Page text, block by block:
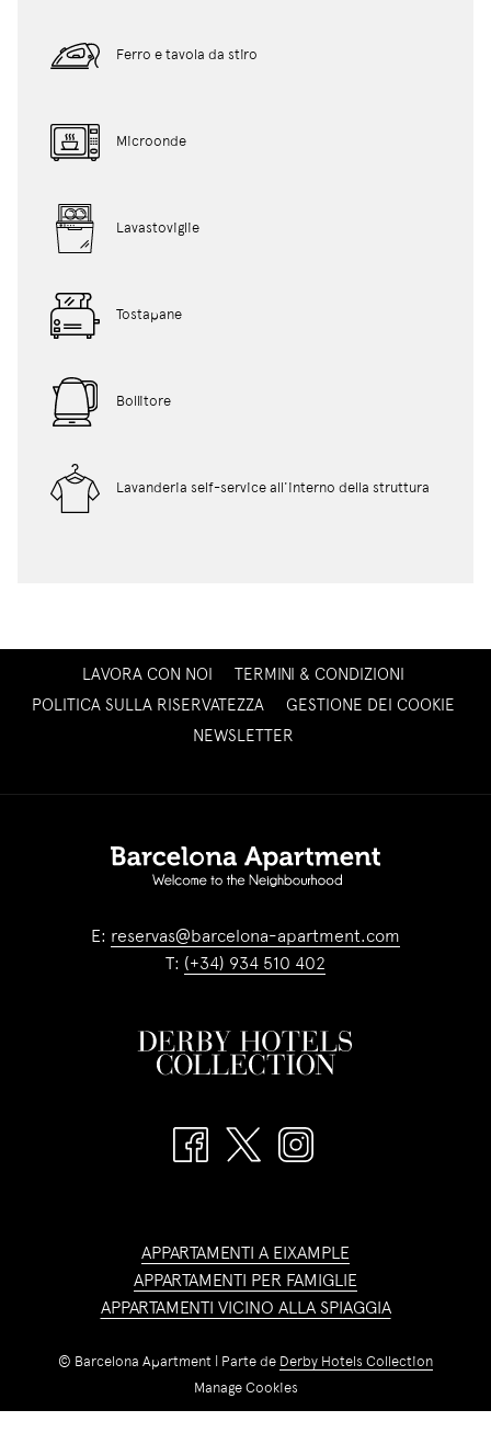
Ferro e tavola da stiro
Microonde
Lavastoviglie
Tostapane
Bollitore
Lavanderia self-service all'interno della struttura
LAVORA CON NOI
APRE
IN
TERMINI & CONDIZIONI
POLITICA SULLA RISERVATEZZA
GESTIONE DEI COOKIE
NEWSLETTER
SCHEDA
E: reservas@barcelona-apartment.com
T: (+34) 934 510 402
APPARTAMENTI A EIXAMPLE
APPARTAMENTI PER FAMIGLIE
APPARTAMENTI VICINO ALLA SPIAGGIA
© Barcelona Apartment | Parte de Derby Hotels Collection
Manage Cookies